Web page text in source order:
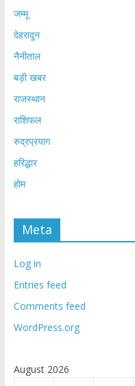
जम्मू
देहरादून
नैनीताल
बड़ी खबर
राजस्थान
राशिफल
रुद्रप्रयाग
हरिद्धार
होम
Meta
Log in
Entries feed
Comments feed
WordPress.org
August 2026